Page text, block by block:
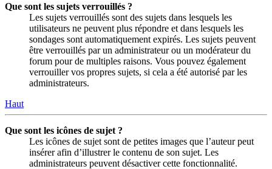
Que sont les sujets verrouillés ?
Les sujets verrouillés sont des sujets dans lesquels les
utilisateurs ne peuvent plus répondre et dans lesquels les
sondages sont automatiquement expirés. Les sujets peuvent
être verrouillés par un administrateur ou un modérateur du
forum pour de multiples raisons. Vous pouvez également
verrouiller vos propres sujets, si cela a été autorisé par les
administrateurs.
Haut
Que sont les icônes de sujet ?
Les icônes de sujet sont de petites images que l’auteur peut
insérer afin d’illustrer le contenu de son sujet. Les
administrateurs peuvent désactiver cette fonctionnalité.